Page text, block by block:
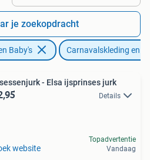
je zoekopdracht
Baby's Carnavalskleding en
- Elsa ijsprinses jurk
Details
website
Topadvertentie
Vandaag